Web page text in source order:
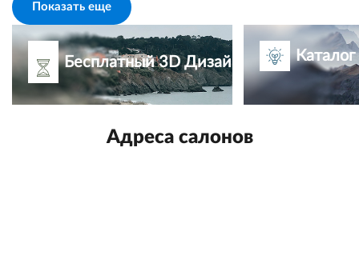
Показать еще
Бесплатный 3D Дизайн-проект
Адреса салонов